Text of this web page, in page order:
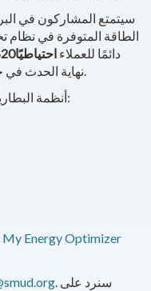
سيتمتع المشاركون في
الطاقة المتوفرة في نظام
وستترك SMUD دائمًا للعملاء احتياطيًا20%
نهاية الحدث في حالة انقطاع التيار الكهربائي طوال الليل.
أنظمة البطاريات التالية مؤهلة للحصول على الحوافز:
. سنرد على